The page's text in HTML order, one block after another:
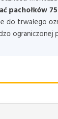
pachołków
do trwałego
ograniczonej